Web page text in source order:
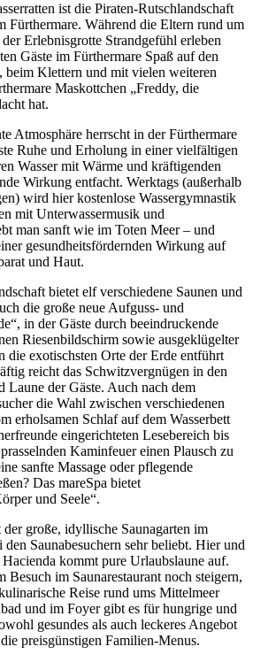
ist die Piraten-Rutschlandschaft
Fürthermare. Während die Eltern rund um
Erlebnisgrotte Strandgefühl erleben
Gäste im Fürthermare Spaß auf den
beim Klettern und mit vielen weiteren
Maskottchen „Freddy, die
hat.
Atmosphäre herrscht in der Fürthermare
Ruhe und Erholung in einer vielfältigen
Wasser mit Wärme und kräftigenden
Wirkung entfacht. Werktags (außerhalb
wird hier kostenlose Wassergymnastik
mit Unterwassermusik und
man sanft wie im Toten Meer – und
gesundheitsfördernden Wirkung auf
und Haut.
bietet elf verschiedene Saunen und
die große neue Aufguss- und
in der Gäste durch beeindruckende
Riesenbildschirm sowie ausgeklügelter
die exotischsten Orte der Erde entführt
reicht das Schwitzvergnügen in den
Laune der Gäste. Auch nach dem
die Wahl zwischen verschiedenen
erholsamen Schlaf auf dem Wasserbett
eingerichteten Lesebereich bis
Kaminfeuer einen Plausch zu
sanfte Massage oder pflegende
Das mareSpa bietet
und Seele“.
große, idyllische Saunagarten im
Saunabesuchern sehr beliebt. Hier und
kommt pure Urlaubslaune auf.
Besuch im Saunarestaurant noch steigern,
Reise rund ums Mittelmeer
und im Foyer gibt es für hungrige und
gesundes als auch leckeres Angebot
preisgünstigen Familien-Menus.